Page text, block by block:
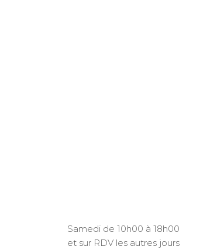
Samedi de 10h00 à 18h00
et sur RDV les autres jours